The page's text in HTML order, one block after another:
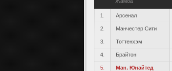
1. Арсенал
2. Манчестер Сити
3. Тоттенхэм
4. Брайтон
5. Ман. Юнайтед